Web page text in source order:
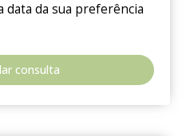
data da sua preferência
consulta